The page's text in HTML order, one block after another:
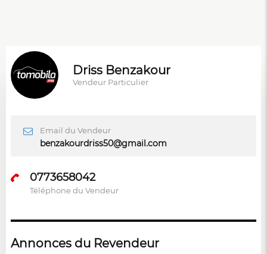
Driss Benzakour
Vendeur Particulier
Email du Vendeur
benzakourdriss50@gmail.com
0773658042
Téléphone du Vendeur
Annonces du Revendeur